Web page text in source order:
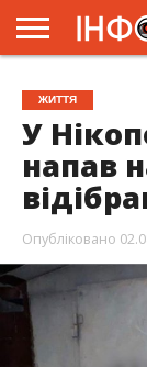
ГОЛОВНА
ЖИТТЯ
ВЛАДА
ГРОШІ
ТРЕШ
ПРЕС-
РЕЛІЗИ
РЕКЛАМА
ПРОЕКТИ
ЖИТТЯ
У
напав
Опубліковано